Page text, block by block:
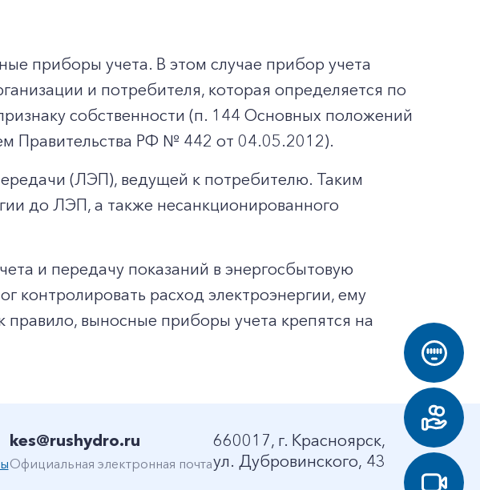
приборы учета. В этом случае прибор учета
и потребителя, которая определяется по
собственности (п. 144 Основных положений
Правительства РФ № 442 от 04.05.2012).
(ЛЭП), ведущей к потребителю. Таким
до ЛЭП, а также несанкционированного
и передачу показаний в энергосбытовую
контролировать расход электроэнергии, ему
правило, выносные приборы учета крепятся на
kes@rushydro.ru
Официальная электронная почта
660017, г. Красноярск,
ул. Дубровинского, 43